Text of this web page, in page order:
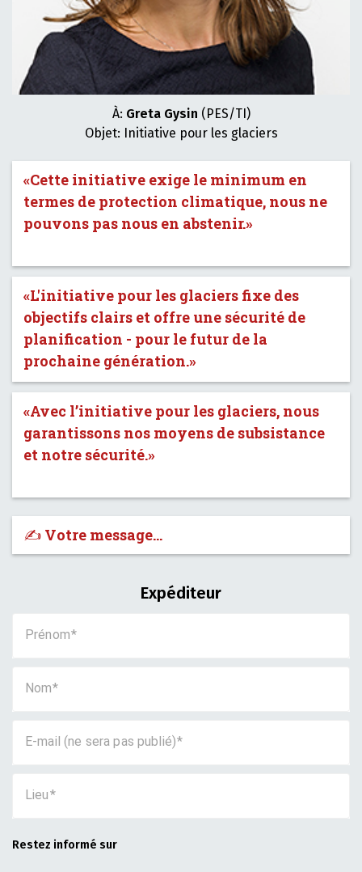
À: Greta Gysin (PES/TI)
Objet: Initiative pour les glaciers
«Cette initiative exige le minimum en
termes de protection climatique, nous ne
pouvons pas nous en abstenir.»
«L'initiative pour les glaciers fixe des
objectifs clairs et offre une sécurité de
planification - pour le futur de la
prochaine génération.»
«Avec l’initiative pour les glaciers, nous
garantissons nos moyens de subsistance
et notre sécurité.»
✍️ Votre message…
Expéditeur
Prénom
Nom
E-mail (ne sera pas publié)
Lieu
Restez informé sur